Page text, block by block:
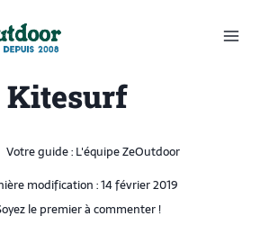
Kitesurf
Votre guide :L'équipe ZeOutdoor
modification :14 février 2019
le premier à commenter !